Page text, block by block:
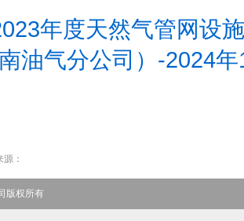
年度天然气管网设
油气分公司）-2024
：
版权所有